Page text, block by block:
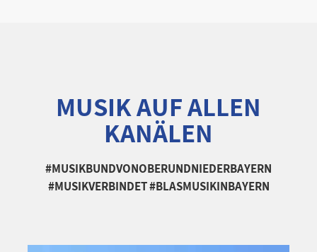
MUSIK AUF ALLEN
KANÄLEN
#MUSIKBUNDVONOBERUNDNIEDERBAYERN
#MUSIKVERBINDET #BLASMUSIKINBAYERN